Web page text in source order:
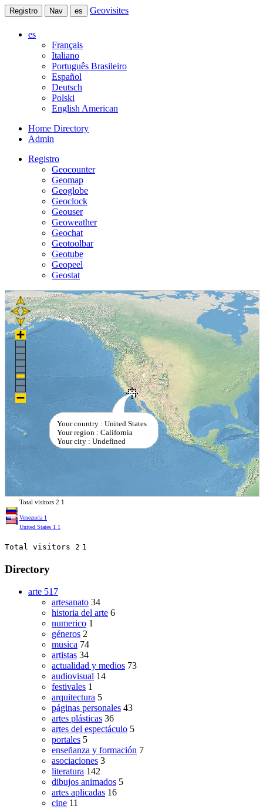
Registro Nav es Geovisites
es
Français
Italiano
Português Brasileiro
Español
Deutsch
Polski
English American
Home Directory
Admin
Registro
Geocounter
Geomap
Geoglobe
Geoclock
Geouser
Geoweather
Geochat
Geotoolbar
Geotube
Geopeel
Geostat
Your country : United States
Your region : California
Your city : Undefined
Total visitors 2 1
Venezuela 1
United States 1 1
Total visitors 2 1
Directory
arte 517
artesanato 34
historia del arte 6
numerico 1
géneros 2
musica 74
artistas 34
actualidad y medios 73
audiovisual 14
festivales 1
arquitectura 5
páginas personales 43
artes plásticas 36
artes del espectáculo 5
portales 5
enseñanza y formación 7
asociaciones 3
literatura 142
dibujos animados 5
artes aplicadas 16
cine 11